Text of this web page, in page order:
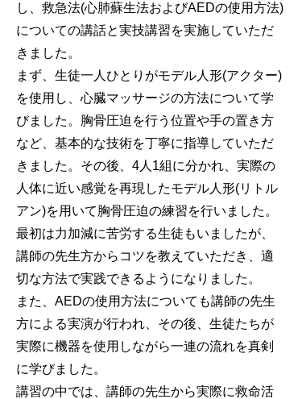
し、救急法(心肺蘇生法およびAEDの使用方法)
についての講話と実技講習を実施していただ
きました。
まず、生徒一人ひとりがモデル人形(アクター)
を使用し、心臓マッサージの方法について学
びました。胸骨圧迫を行う位置や手の置き方
など、基本的な技術を丁寧に指導していただ
きました。その後、4人1組に分かれ、実際の
人体に近い感覚を再現したモデル人形(リトル
アン)を用いて胸骨圧迫の練習を行いました。
最初は力加減に苦労する生徒もいましたが、
講師の先生方からコツを教えていただき、適
切な方法で実践できるようになりました。
また、AEDの使用方法についても講師の先生
方による実演が行われ、その後、生徒たちが
実際に機器を使用しながら一連の流れを真剣
に学びました。
講習の中では、講師の先生から実際に救命活